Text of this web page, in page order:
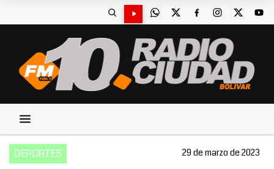
DEPORTES 29 de marzo de 2023